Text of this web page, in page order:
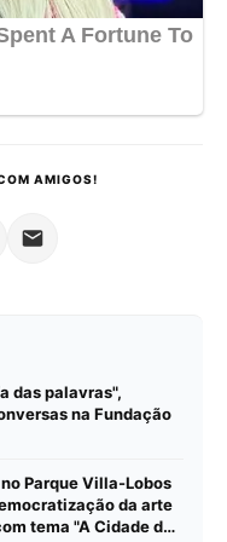
AMIGOS!
das palavras",
na Fundação
Parque Villa-Lobos
da arte
tema "A Cidade das